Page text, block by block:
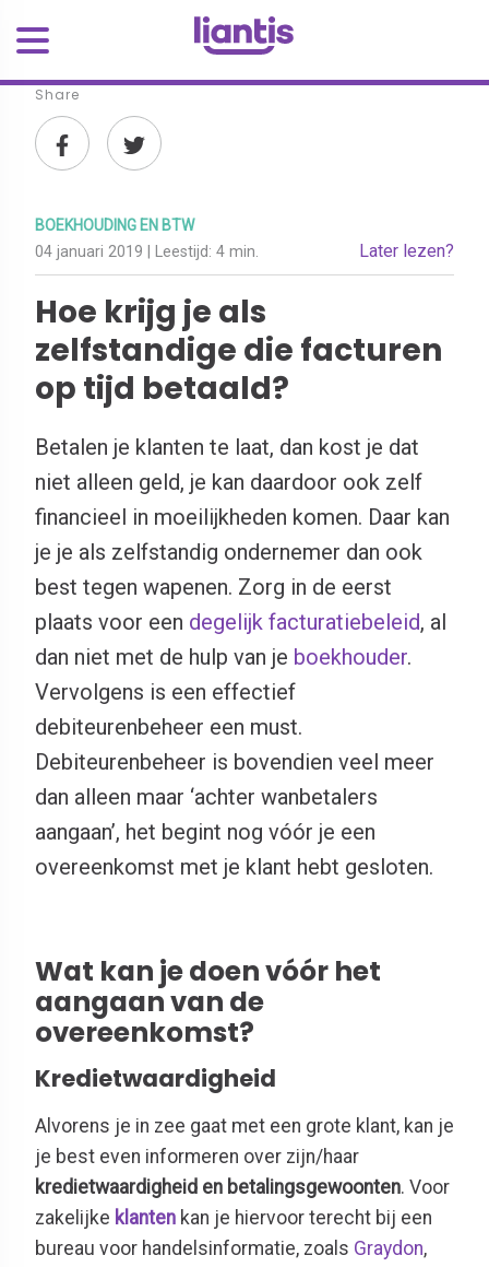
Share
BOEKHOUDING EN BTW
04 januari 2019 | Leestijd: 4 min. Later lezen?
Hoe krijg je als
zelfstandige die facturen
op tijd betaald?
Betalen je klanten te laat, dan kost je dat
niet alleen geld, je kan daardoor ook zelf
financieel in moeilijkheden komen. Daar kan
je je als zelfstandig ondernemer dan ook
best tegen wapenen. Zorg in de eerst
plaats voor een degelijk facturatiebeleid, al
dan niet met de hulp van je boekhouder.
Vervolgens is een effectief
debiteurenbeheer een must.
Debiteurenbeheer is bovendien veel meer
dan alleen maar ‘achter wanbetalers
aangaan’, het begint nog vóór je een
overeenkomst met je klant hebt gesloten.
Wat kan je doen vóór het
aangaan van de
overeenkomst?
Kredietwaardigheid
Alvorens je in zee gaat met een grote klant, kan je
je best even informeren over zijn/haar
kredietwaardigheid en betalingsgewoonten. Voor
zakelijke klanten kan je hiervoor terecht bij een
bureau voor handelsinformatie, zoals Graydon,